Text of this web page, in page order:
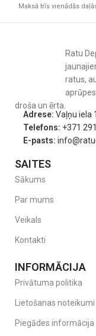
3 matrača augstuma
3 izņemamas redeles
Sertificētas un drošas
Skrūvju komplekts
Montāžas instrukcija
Matracis nav iekļauts
elementi un var radīt
Maksā trīs vienādās
Ratu
ratus,
droša un ērta.
Adrese: Vaļņu iela
Telefons: +371
E-pasts:
SAITES
Sākums
Par mums
Veikals
Kontakti
INFORMĀCIJA
Privātuma politika
Lietošanas noteikumi
Piegādes informācija